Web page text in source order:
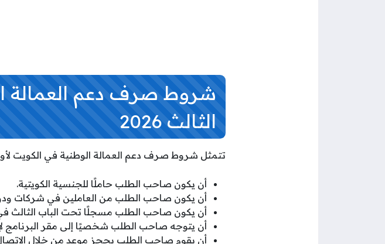
شروط صرف دعم العمالة
الثالث 2026
تتمثل شروط صرف دعم العمالة الوطنية في الكويت
أن يكون صاحب الطلب حاملًا للجنسية الكويتية.
أن يكون صاحب الطلب من العاملين في شركات
أن يكون صاحب الطلب مسجلًا تحت الباب الثالث في
أن يتوجه صاحب الطلب شخصيًا إلى مقر البرنامج
أن يقوم صاحب الطلب بحجز موعد من خلال الاتصال بالهيئة العامة